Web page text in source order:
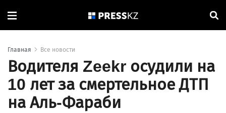
Главная Все новости
Водителя Zeekr осудили на
10 лет за смертельное ДТП
на Аль-Фараби